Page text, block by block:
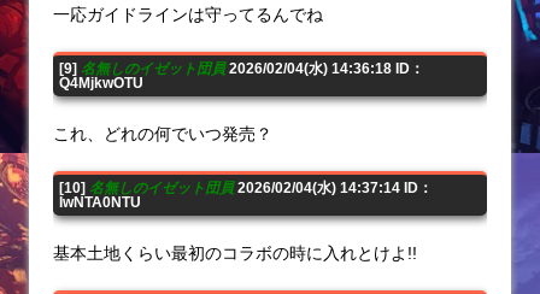
一応ガイドラインは守ってるんでね
[9] 名無しのイゼット団員2026/02/04(水) 14:36:18 ID：
Q4MjkwOTU
これ、どれの何でいつ発売？
[10] 名無しのイゼット団員2026/02/04(水) 14:37:14 ID：
IwNTA0NTU
基本土地くらい最初のコラボの時に入れとけよ!!